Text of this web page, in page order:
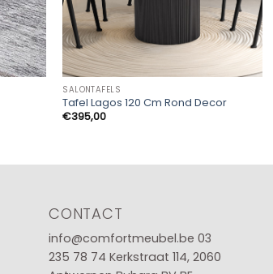
SALONTAFELS
Tafel Lagos 120 Cm Rond Decor
€395,00
CONTACT
info@comfortmeubel.be 03
235 78 74 Kerkstraat 114, 2060